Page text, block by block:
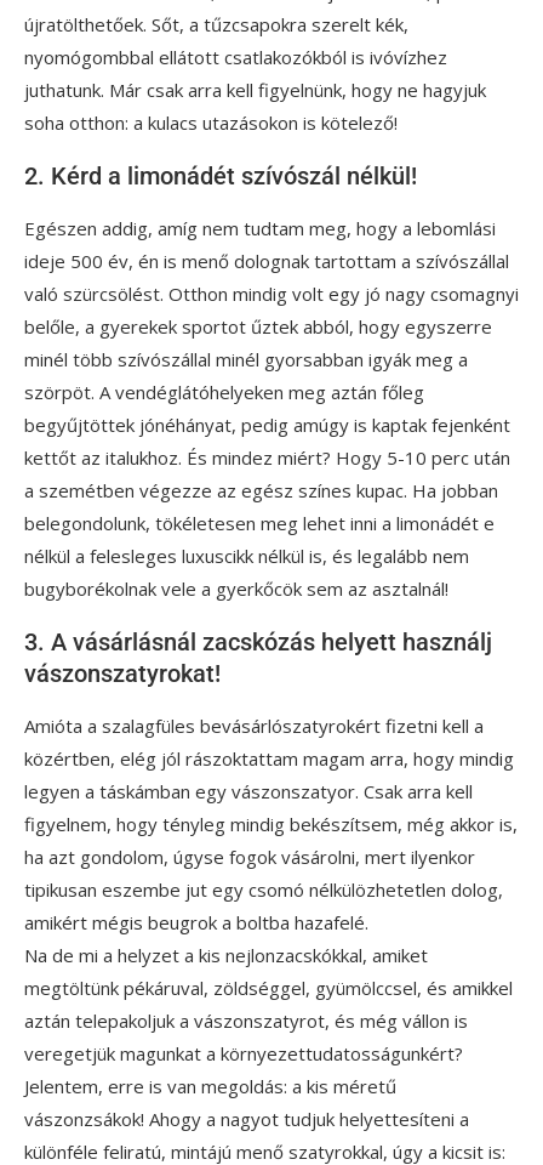
újratölthetőek. Sőt, a tűzcsapokra szerelt kék,
nyomógombbal ellátott csatlakozókból is ivóvízhez
juthatunk. Már csak arra kell figyelnünk, hogy ne hagyjuk
soha otthon: a kulacs utazásokon is kötelező!
2. Kérd a limonádét szívószál nélkül!
Egészen addig, amíg nem tudtam meg, hogy a lebomlási
ideje 500 év, én is menő dolognak tartottam a szívószállal
való szürcsölést. Otthon mindig volt egy jó nagy csomagnyi
belőle, a gyerekek sportot űztek abból, hogy egyszerre
minél több szívószállal minél gyorsabban igyák meg a
szörpöt. A vendéglátóhelyeken meg aztán főleg
begyűjtöttek jónéhányat, pedig amúgy is kaptak fejenként
kettőt az italukhoz. És mindez miért? Hogy 5-10 perc után
a szemétben végezze az egész színes kupac. Ha jobban
belegondolunk, tökéletesen meg lehet inni a limonádét e
nélkül a felesleges luxuscikk nélkül is, és legalább nem
bugyborékolnak vele a gyerkőcök sem az asztalnál!
3. A vásárlásnál zacskózás helyett használj
vászonszatyrokat!
Amióta a szalagfüles bevásárlószatyrokért fizetni kell a
közértben, elég jól rászoktattam magam arra, hogy mindig
legyen a táskámban egy vászonszatyor. Csak arra kell
figyelnem, hogy tényleg mindig bekészítsem, még akkor is,
ha azt gondolom, úgyse fogok vásárolni, mert ilyenkor
tipikusan eszembe jut egy csomó nélkülözhetetlen dolog,
amikért mégis beugrok a boltba hazafelé.
Na de mi a helyzet a kis nejlonzacskókkal, amiket
megtöltünk pékáruval, zöldséggel, gyümölccsel, és amikkel
aztán telepakoljuk a vászonszatyrot, és még vállon is
veregetjük magunkat a környezettudatosságunkért?
Jelentem, erre is van megoldás: a kis méretű
vászonzsákok! Ahogy a nagyot tudjuk helyettesíteni a
különféle feliratú, mintájú menő szatyrokkal, úgy a kicsit is: